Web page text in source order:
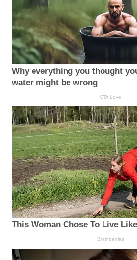
Why everything you thought
water might be wrong
CTA Love
This Woman Chose To Live
Brainberries